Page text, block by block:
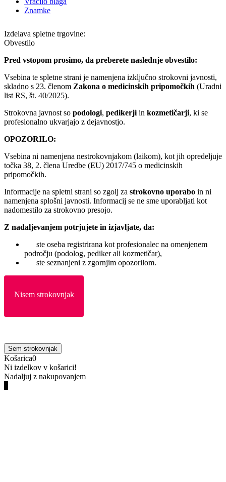
Znamke
Izdelava spletne trgovine:
Obvestilo
Pred vstopom prosimo, da preberete naslednje obvestilo:
Vsebina te spletne strani je namenjena izključno strokovni javnosti,
skladno s 23. členom Zakona o medicinskih pripomočkih (Uradni
list RS, št. 40/2025).
Strokovna javnost so podologi, pedikerji in kozmetičarji, ki se
profesionalno ukvarjajo z dejavnostjo.
OPOZORILO:
Vsebina ni namenjena nestrokovnjakom (laikom), kot jih opredeljuje
točka 38, 2. člena Uredbe (EU) 2017/745 o medicinskih
pripomočkih.
Informacije na spletni strani so zgolj za strokovno uporabo in ni
namenjena splošni javnosti. Informacij se ne sme uporabljati kot
nadomestilo za strokovno presojo.
Z nadaljevanjem potrjujete in izjavljate, da:
ste oseba registrirana kot profesionalec na omenjenem
področju (podolog, pediker ali kozmetičar),
ste seznanjeni z zgornjim opozorilom.
Nisem strokovnjak
Sem strokovnjak
Košarica0
Ni izdelkov v košarici!
Nadaljuj z nakupovanjem